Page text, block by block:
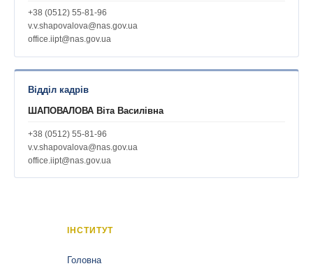
+38 (0512) 55-81-96
v.v.shapovalova@nas.gov.ua
office.iipt@nas.gov.ua
Відділ кадрів
ШАПОВАЛОВА Віта Василівна
+38 (0512) 55-81-96
v.v.shapovalova@nas.gov.ua
office.iipt@nas.gov.ua
ІНСТИТУТ
Головна